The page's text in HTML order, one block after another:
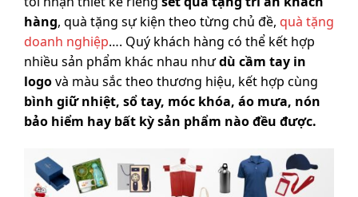
hàng, quà tặng sự kiện theo từng chủ đề, quà tặng
doanh nghiệp…. Quý khách hàng có thể kết hợp
nhiều sản phẩm khác nhau nhưdù cầm tay in
logovà màu sắc theo thương hiệu, kết hợp cùng
bình giữ nhiệt, sổ tay, móc khóa, áo mưa, nón
bảo hiểm hay bất kỳ sản phẩm nào đều được.